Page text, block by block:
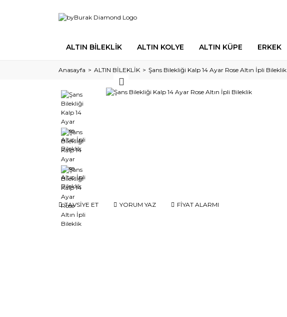
ALTIN BİLEKLİK ALTIN KOLYE ALTIN KÜPE ERKEK
Anasayfa ALTIN BİLEKLİK Şans Bilekliği Kalp 14 Ayar Rose Altın İpli Bileklik
TAVSİYE ET YORUM YAZ FİYAT ALARMI